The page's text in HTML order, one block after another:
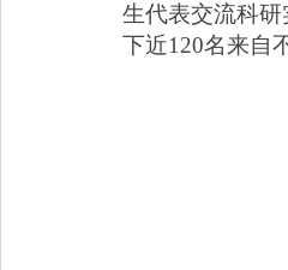
生代表交流科
下近120名来自